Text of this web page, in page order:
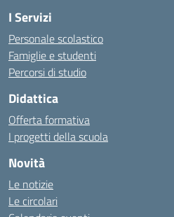
I Servizi
Personale scolastico
Famiglie e studenti
Percorsi di studio
Didattica
Offerta formativa
I progetti della scuola
Novità
Le notizie
Le circolari